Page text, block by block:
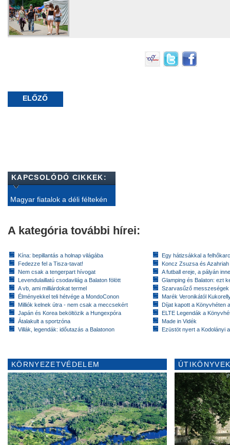
ELŐZŐ
KAPCSOLÓDÓ CIKKEK:
Magyar fiatalok a déli féltekén
A kategória további hírei:
Kína: bepillantás a holnap világába
Fedezze fel a Tisza-tavat!
Nem csak a tengerpart hívogat
Levendulaillatú csodavilág a Balaton fölött
A vb, ami milliárdokat termel
Élményekkel teli hétvége a MondoConon
Milliók kelnek útra - nem csak a meccsekért
Japán és Korea beköltözik a Hungexpóra
Átalakult a sportzóna
Villák, legendák: időutazás a Balatonon
Egy hátizsákkal a
Koncz Zsuzsa és
A futball ereje, a pályán
Glamping és Balaton: ezt
Szarvasűző messzeségek
Marék Veronikától
Díjat kapott a Könyvhéten
ELTE Legendák a
Made in Vidék
Ezüstöt nyert a Kodolányi
KÖRNYEZETVÉDELEM